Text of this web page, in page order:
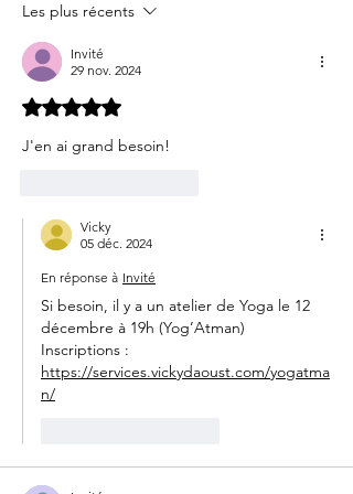
Les plus récents
Invité
29 nov. 2024
Noté 5 étoiles sur 5.
J'en ai grand besoin!
Vicky
05 déc. 2024
En réponse à Invité
Si besoin, il y a un atelier de Yoga le 12
décembre à 19h (Yog’Atman)
Inscriptions :
https://services.vickydaoust.com/yogatma
n/